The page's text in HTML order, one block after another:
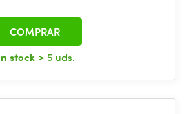
stock > 5 uds.
COMPRAR